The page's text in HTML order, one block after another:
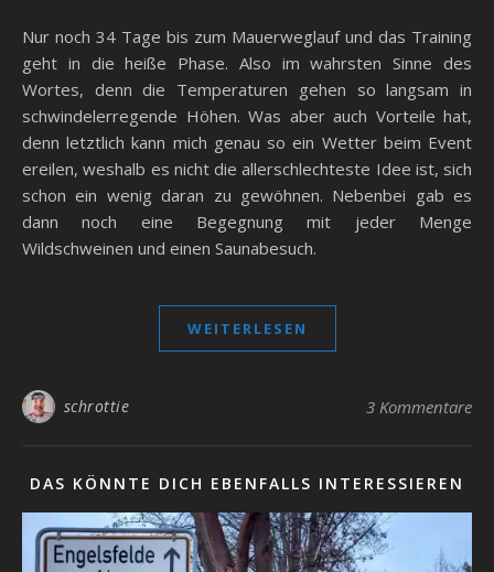
Nur noch 34 Tage bis zum Mauerweglauf und das Training
geht in die heiße Phase. Also im wahrsten Sinne des
Wortes, denn die Temperaturen gehen so langsam in
schwindelerregende Höhen. Was aber auch Vorteile hat,
denn letztlich kann mich genau so ein Wetter beim Event
ereilen, weshalb es nicht die allerschlechteste Idee ist, sich
schon ein wenig daran zu gewöhnen. Nebenbei gab es
dann noch eine Begegnung mit jeder Menge
Wildschweinen und einen Saunabesuch.
WEITERLESEN
schrottie 3 Kommentare
DAS KÖNNTE DICH EBENFALLS INTERESSIEREN